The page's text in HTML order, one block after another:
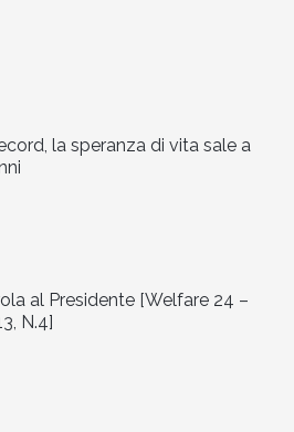
la speranza di vita sale a
al Presidente [Welfare 24 –
N.4]